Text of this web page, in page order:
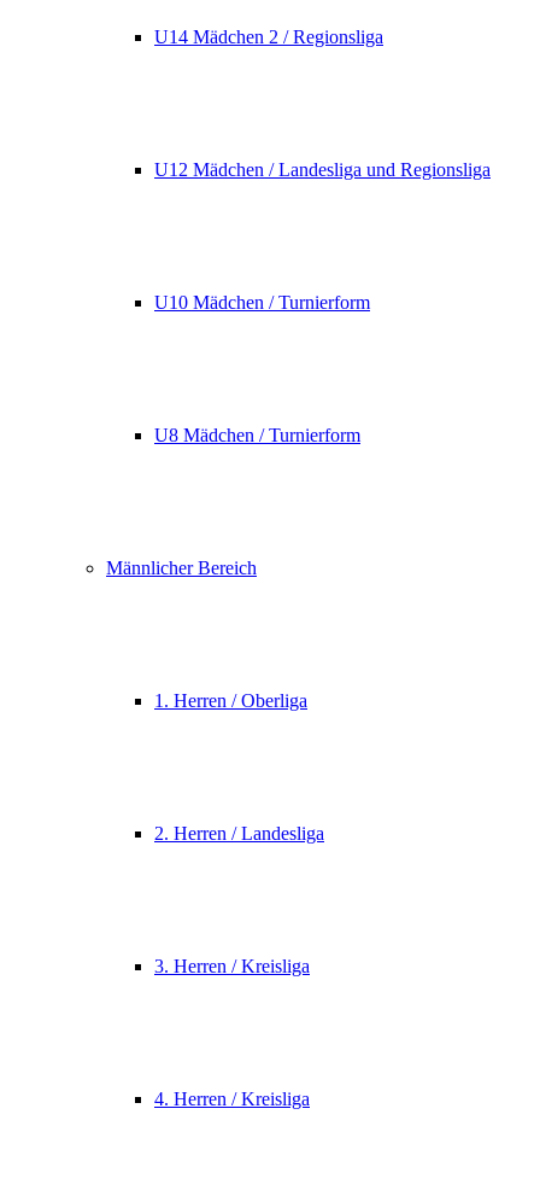
U14 Mädchen 2 / Regionsliga
U12 Mädchen / Landesliga und Regionsliga
U10 Mädchen / Turnierform
U8 Mädchen / Turnierform
Männlicher Bereich
1. Herren / Oberliga
2. Herren / Landesliga
3. Herren / Kreisliga
4. Herren / Kreisliga